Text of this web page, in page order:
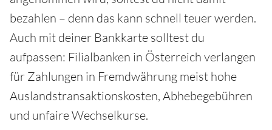
bezahlen – denn das kann schnell teuer werden.
Auch mit deiner Bankkarte solltest du
aufpassen: Filialbanken in Österreich verlangen
für Zahlungen in Fremdwährung meist hohe
Auslandstransaktionskosten, Abhebegebühren
und unfaire Wechselkurse.